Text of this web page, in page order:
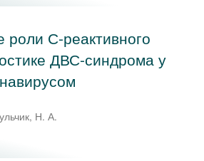
роли С-реактивного
ДВС-синдрома у
Н. А.